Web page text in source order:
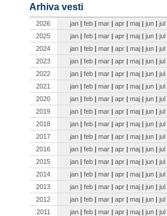
Arhiva vesti
2026 jan | feb | mar | apr | maj | jun | jul
2025
jan | feb | mar | apr | maj | jun | jul
2024
jan | feb | mar | apr | maj | jun | jul
2023
jan | feb | mar | apr | maj | jun | jul
2022
jan | feb | mar | apr | maj | jun | jul
2021
jan | feb | mar | apr | maj | jun | jul
2020
jan | feb | mar | apr | maj | jun | jul
2019
jan | feb | mar | apr | maj | jun | jul
2018
jan | feb | mar | apr | maj | jun | jul
2017
jan | feb | mar | apr | maj | jun | jul
2016
jan | feb | mar | apr | maj | jun | jul
2015
jan | feb | mar | apr | maj | jun | jul
2014
jan | feb | mar | apr | maj | jun | jul
2013
jan | feb | mar | apr | maj | jun | jul
2012
jan | feb | mar | apr | maj | jun | jul
2011
jan | feb | mar | apr | maj | jun | jul